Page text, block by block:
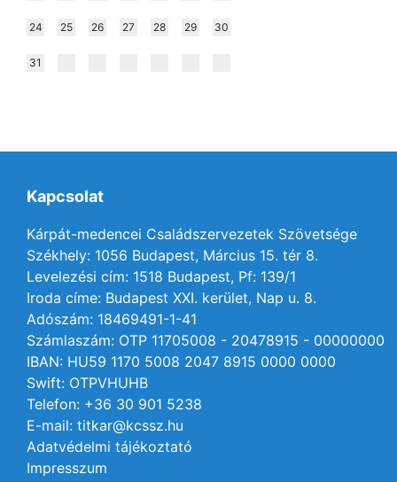
24 25 26 27 28 29 30
31
Kapcsolat
Kárpát-medencei Családszervezetek Szövetsége
Székhely: 1056 Budapest, Március 15. tér 8.
Levelezési cím: 1518 Budapest, Pf: 139/1
Iroda címe: Budapest XXI. kerület, Nap u. 8.
Adószám: 18469491-1-41
Számlaszám: OTP 11705008 - 20478915 - 00000000
IBAN: HU59 1170 5008 2047 8915 0000 0000
Swift: OTPVHUHB
Telefon: +36 30 901 5238
E-mail: titkar@kcssz.hu
Adatvédelmi tájékoztató
Impresszum